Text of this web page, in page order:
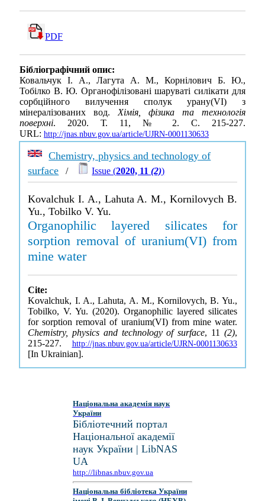
PDF
Бібліографічний опис:
Ковальчук І. А., Лагута А. М., Корнілович Б. Ю.,
Тобілко В. Ю. Органофілізовані шаруваті силікати для
сорбційного вилучення сполук урану(VI) з
мінералізованих вод.Хімія, фізика та технологія
поверхні. 2020. Т. 11, № 2. С. 215-227.
URL: http://jnas.nbuv.gov.ua/article/UJRN-0001130633
Chemistry, physics and technology of
surface / Issue (2020, 11(2))
Kovalchuk I. A., Lahuta A. M., Kornilovych B.
Yu., Tobilko V. Yu.
Organophilic layered silicates for
sorption removal of uranium(VI) from
mine water
Cite:
Kovalchuk, I. A., Lahuta, A. M., Kornilovych, B. Yu.,
Tobilko, V. Yu. (2020). Organophilic layered silicates
for sorption removal of uranium(VI) from mine water.
Chemistry, physics and technology of surface, 11 (2),
215-227. http://jnas.nbuv.gov.ua/article/UJRN-0001130633
[In Ukrainian].
Національна академія наук
України
Бібліотечний портал
Національної академії
наук України | LibNAS
UA
http://libnas.nbuv.gov.ua
Національна бібліотека України